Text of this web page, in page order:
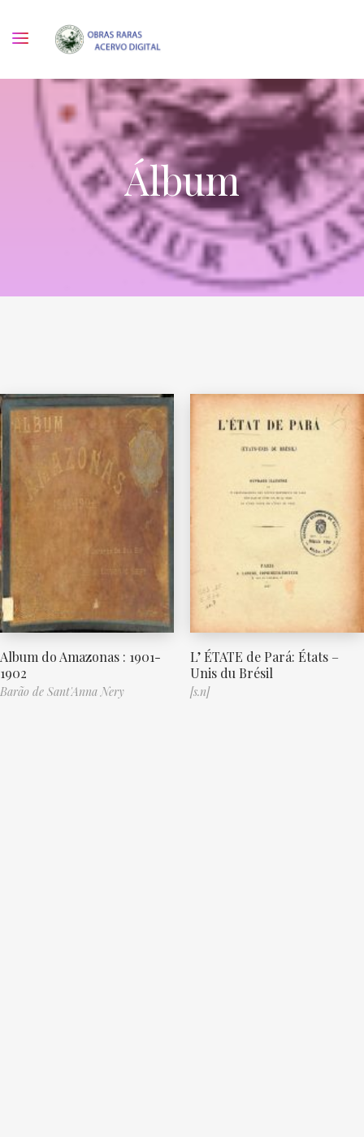
Álbum
Album do Amazonas : 1901-
1902
Barão de Sant'Anna Nery
L’ ÉTATE de Pará: États –
Unis du Brésil
[s.n]